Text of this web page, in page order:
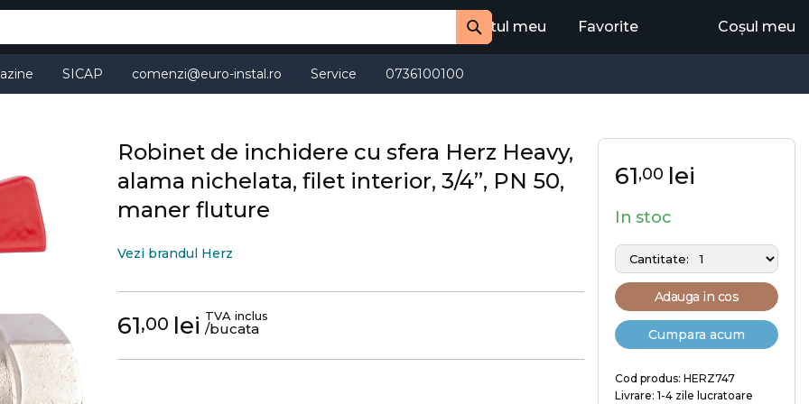
Cauta
Contul meu Favorite Coșul meu
SICAP comenzi@euro-instal.ro Service 0736100100
Robinet de inchidere cu sfera Herz Heavy,
alama nichelata, filet interior, 3/4”, PN 50,
maner fluture
Vezi brandul Herz
61,00 lei TVA inclus
/bucata
61,00 lei
In stoc
Adauga in cos
Cumpara acum
Cod produs: HERZ747
Livrare: 1-4 zile lucratoare